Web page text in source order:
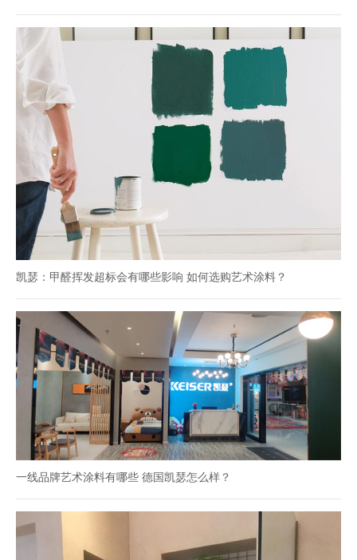
凯瑟：甲醛挥发超标会有哪些影响 如何选购艺术涂料？
一线品牌艺术涂料有哪些 德国凯瑟怎么样？